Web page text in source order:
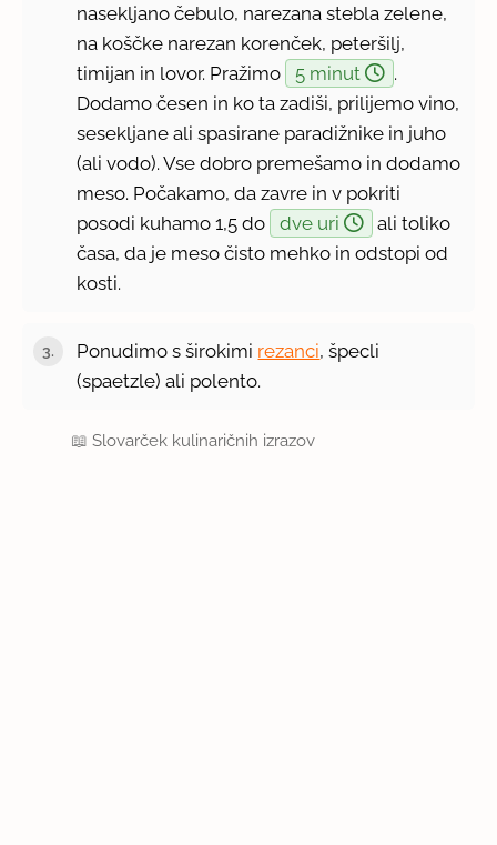
nasekljano čebulo, narezana stebla zelene,
na koščke narezan korenček, peteršilj,
timijan in lovor. Pražimo
5 minut
.
Dodamo česen in ko ta zadiši, prilijemo vino,
sesekljane ali spasirane paradižnike in juho
(ali vodo). Vse dobro premešamo in dodamo
meso. Počakamo, da zavre in v pokriti
posodi kuhamo 1,5 do
dve uri
ali toliko
časa, da je meso čisto mehko in odstopi od
kosti.
Ponudimo s širokimi rezanci, špecli
(spaetzle) ali polento.
📖Slovarček kulinaričnih izrazov